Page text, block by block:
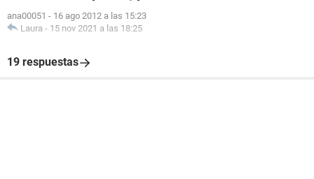
ana00051 - 16 ago 2012 a las 15:23
Laura - 15 nov 2021 a las 18:25
19 respuestas